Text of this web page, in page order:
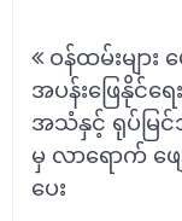
Post
ဝန်ထမ်းများ ပ
အပန်းဖြေနိုင်ရေ
အသံနှင့် ရုပ်မြင်
မှ လာရောက် ဖျေ
ပေး